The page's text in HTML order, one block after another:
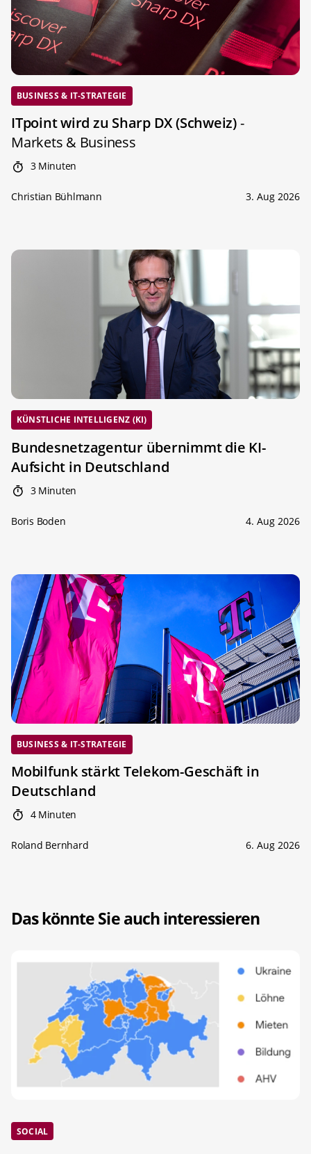
BUSINESS & IT-STRATEGIE
ITpoint wird zu Sharp DX (Schweiz)-
Markets & Business
3 Minuten
Christian Bühlmann 3. Aug 2026
KÜNSTLICHE INTELLIGENZ (KI)
Bundesnetzagentur übernimmt die KI-
Aufsicht in Deutschland
3 Minuten
Boris Boden 4. Aug 2026
BUSINESS & IT-STRATEGIE
Mobilfunk stärkt Telekom-Geschäft in
Deutschland
4 Minuten
Roland Bernhard 6. Aug 2026
Das könnte Sie auch interessieren
SOCIAL